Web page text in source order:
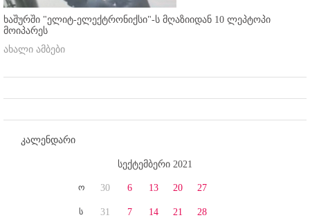
ხაშურში "ელიტ-ელექტრონიქსი"-ს მღაზიიდან 10 ლეპტოპი
მოიპარეს
ახალი ამბები
კალენდარი
სექტემბერი 2021
ო
ს
30
31
6
7
13
14
20
21
27
28